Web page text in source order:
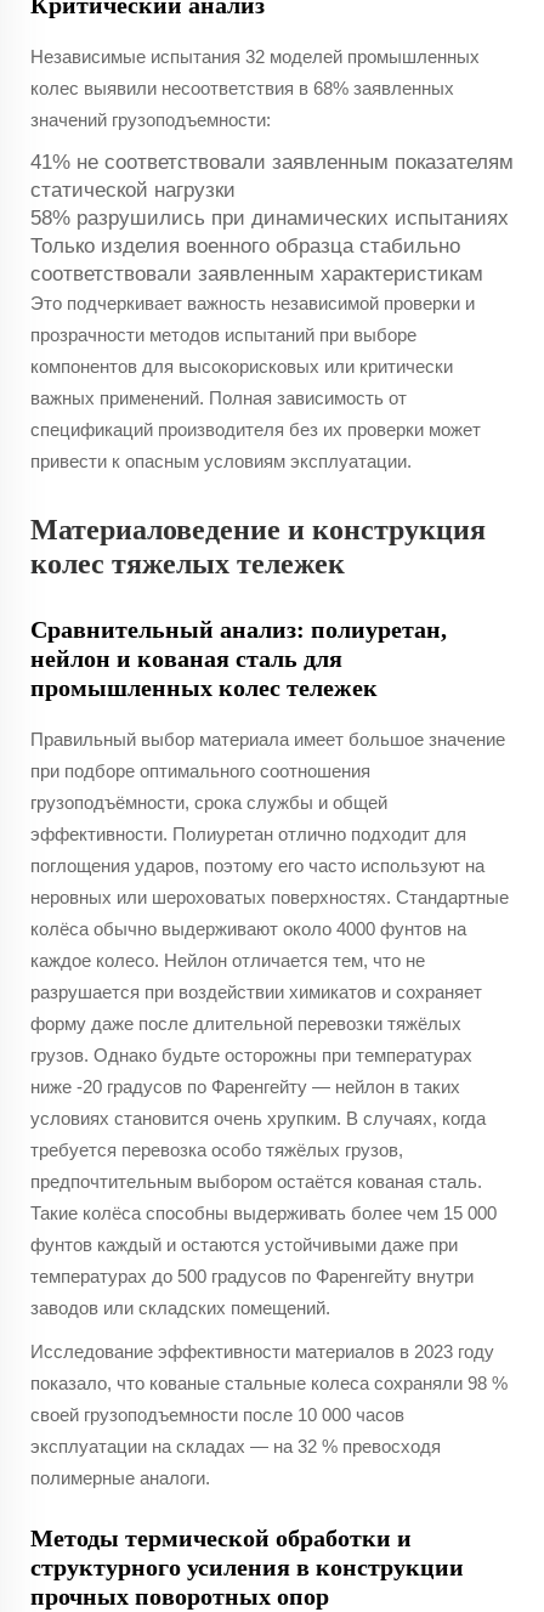
Независимые испытания 32 моделей промышленных
колес выявили несоответствия в 68% заявленных
значений грузоподъемности:
41% не соответствовали заявленным показателям
статической нагрузки
58% разрушились при динамических испытаниях
Только изделия военного образца стабильно
соответствовали заявленным характеристикам
Это подчеркивает важность независимой проверки и
прозрачности методов испытаний при выборе
компонентов для высокорисковых или критически
важных применений. Полная зависимость от
спецификаций производителя без их проверки может
привести к опасным условиям эксплуатации.
Материаловедение и конструкция
колес тяжелых тележек
Сравнительный анализ: полиуретан,
нейлон и кованая сталь для
промышленных колес тележек
Правильный выбор материала имеет большое значение
при подборе оптимального соотношения
грузоподъёмности, срока службы и общей
эффективности. Полиуретан отлично подходит для
поглощения ударов, поэтому его часто используют на
неровных или шероховатых поверхностях. Стандартные
колёса обычно выдерживают около 4000 фунтов на
каждое колесо. Нейлон отличается тем, что не
разрушается при воздействии химикатов и сохраняет
форму даже после длительной перевозки тяжёлых
грузов. Однако будьте осторожны при температурах
ниже -20 градусов по Фаренгейту — нейлон в таких
условиях становится очень хрупким. В случаях, когда
требуется перевозка особо тяжёлых грузов,
предпочтительным выбором остаётся кованая сталь.
Такие колёса способны выдерживать более чем 15 000
фунтов каждый и остаются устойчивыми даже при
температурах до 500 градусов по Фаренгейту внутри
заводов или складских помещений.
Исследование эффективности материалов в 2023 году
показало, что кованые стальные колеса сохраняли 98 %
своей грузоподъемности после 10 000 часов
эксплуатации на складах — на 32 % превосходя
полимерные аналоги.
Методы термической обработки и
структурного усиления в конструкции
прочных поворотных опор